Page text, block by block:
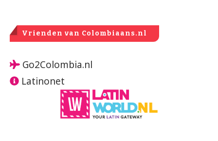
Vrienden van Colombiaans.nl
Go2Colombia.nl
Latinonet